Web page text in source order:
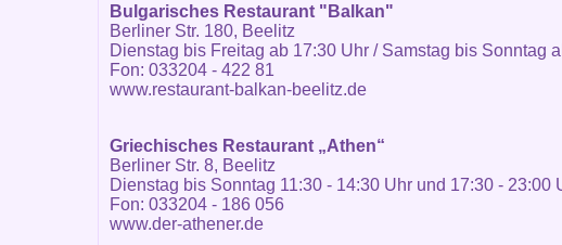
Bulgarisches Restaurant "Balkan"
Berliner Str. 180, Beelitz
Dienstag bis Freitag ab 17:30 Uhr / Samstag bis Sonntag
Fon: 033204 - 422 81
www.restaurant-balkan-beelitz.de
Griechisches Restaurant „Athen“
Berliner Str. 8, Beelitz
Dienstag bis Sonntag 11:30 - 14:30 Uhr und 17:30 - 23:00
Fon: 033204 - 186 056
www.der-athener.de